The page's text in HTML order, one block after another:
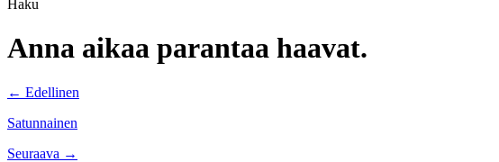
Haku
Anna aikaa parantaa haavat.
Posts
navigation
← Edellinen
Satunnainen
Posts
Seuraava →